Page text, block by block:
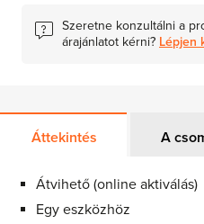
Szeretne konzultálni a
árajánlatot kérni? Lépjen
Áttekintés A
Átvihető (online aktiválás)
Egy eszközhöz